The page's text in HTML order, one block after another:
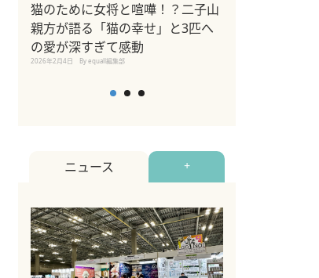
猫のために女将と喧嘩！？二子山
親方が語る「猫の幸せ」と3匹へ
の愛が深すぎて感動
2026年2月4日 By equall編集部
ニュース +